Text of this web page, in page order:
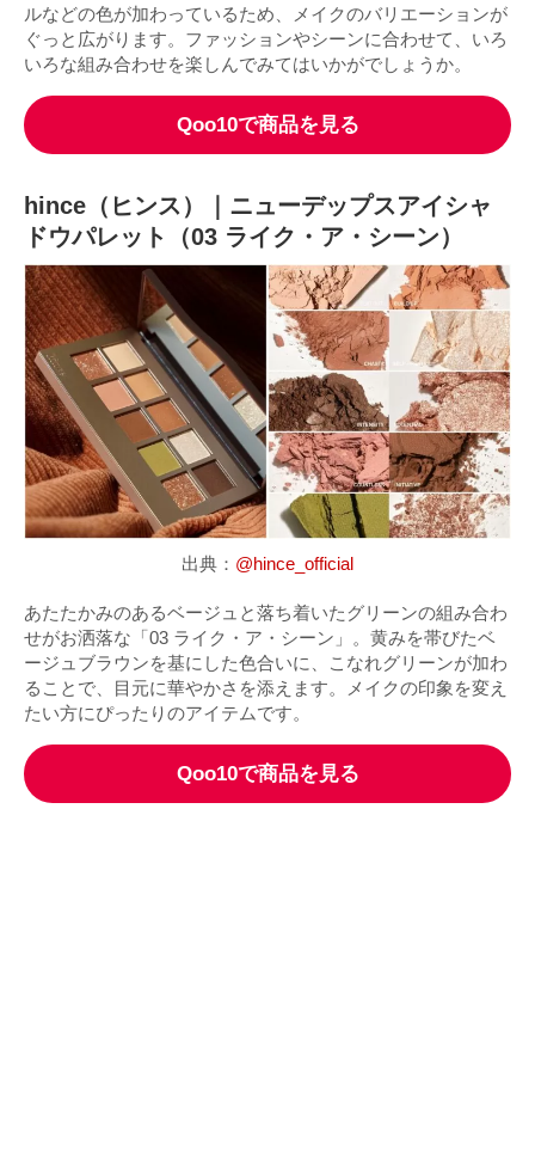
ルなどの色が加わっているため、メイクのバリエーションが
ぐっと広がります。ファッションやシーンに合わせて、いろ
いろな組み合わせを楽しんでみてはいかがでしょうか。
Qoo10で商品を見る
hince（ヒンス）｜ニューデップスアイシャ
ドウパレット（03 ライク・ア・シーン）
出典： @hince_official
あたたかみのあるベージュと落ち着いたグリーンの組み合わ
せがお洒落な「03 ライク・ア・シーン」。黄みを帯びたベ
ージュブラウンを基にした色合いに、こなれグリーンが加わ
ることで、目元に華やかさを添えます。メイクの印象を変え
たい方にぴったりのアイテムです。
Qoo10で商品を見る